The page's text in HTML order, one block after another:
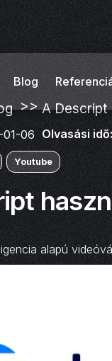
Blog
>> A Descript
01-06 Olvasási idő:
Youtube
alapú